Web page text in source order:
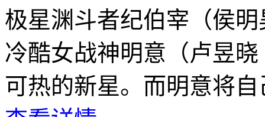
极星渊斗者纪伯宰（侯
冷酷女战神明意（卢昱
可热的新星。而明意将